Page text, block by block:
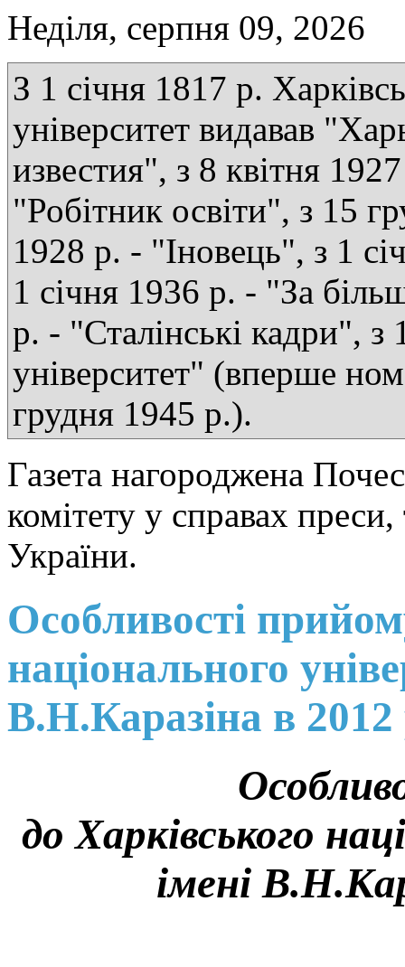
Неділя, серпня 09, 2026
З 1 січня 1817 р.
університет видавав
известия", з 8 квітня
"Робітник освіти", з 15
1928 р. - "Іновець", з 1
1 січня 1936 р. - "За
р. - "Сталінські кадри",
університет" (вперше
грудня 1945 р.).
Газета нагороджена
комітету у справах
України.
Особливості
національного
В.Н.Каразіна в 2012
до Харківського
імені